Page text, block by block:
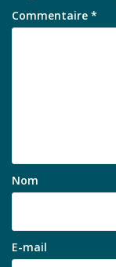
Commentaire *
Nom
E-mail